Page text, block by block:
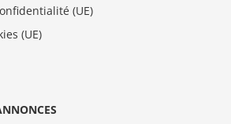
(UE)
(UE)